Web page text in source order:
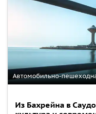
Автомобильно-
Из Бахрейна в